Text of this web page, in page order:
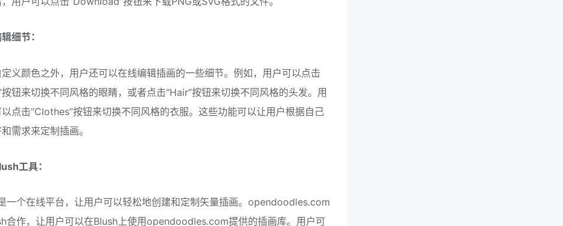
细节：
义颜色之外，用户还可以在线编辑插画的一些细节。例如，用户可以点击
按钮来切换不同风格的眼睛，或者点击“Hair”按钮来切换不同风格的头发。用
以点击“Clothes”按钮来切换不同风格的衣服。这些功能可以让用户根据自己
需求来定制插画。
工具：
一个在线平台，让用户可以轻松地创建和定制矢量插画。opendoodles.com
合作，让用户可以在Blush上使用opendoodles.com提供的插画库。用户可